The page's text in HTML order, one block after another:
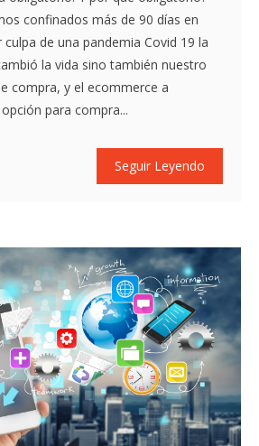
confinados más de 90 días en
de una pandemia Covid 19 la
la vida sino también nuestro
compra, y el ecommerce a
para compra...
Seguir Leyendo